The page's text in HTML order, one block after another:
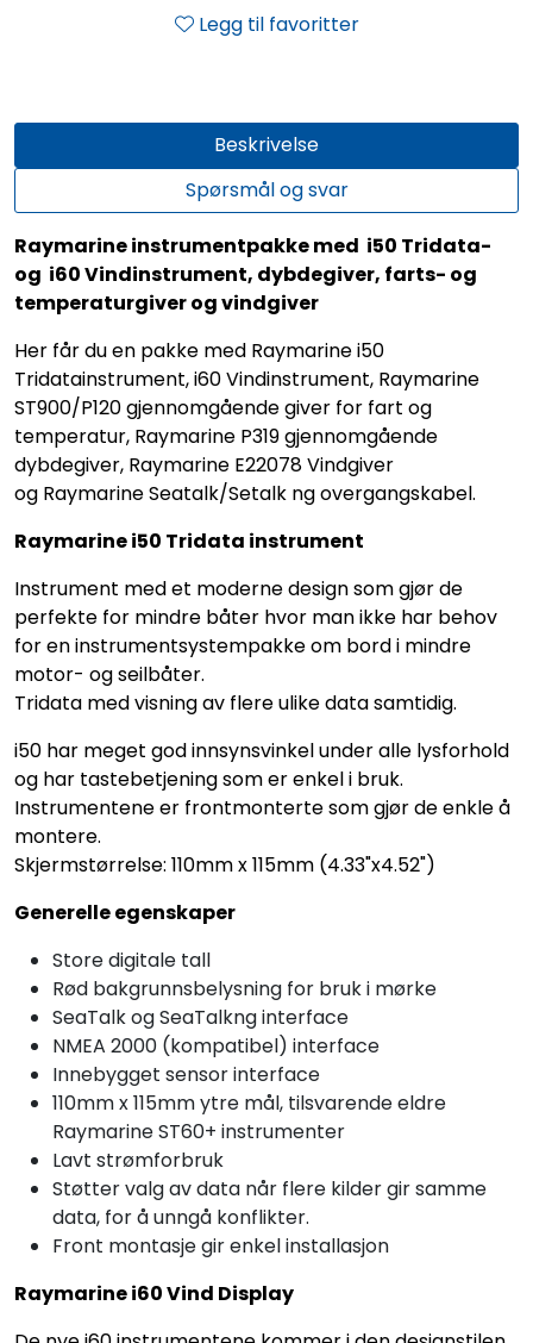
Legg til favoritter
Beskrivelse
Spørsmål og svar
Raymarine instrumentpakke med i50 Tridata-
og i60 Vindinstrument, dybdegiver, farts- og
temperaturgiver og vindgiver
Her får du en pakke med Raymarine i50
Tridatainstrument, i60 Vindinstrument, Raymarine
ST900/P120 gjennomgående giver for fart og
temperatur, Raymarine P319 gjennomgående
dybdegiver, Raymarine E22078 Vindgiver
og Raymarine Seatalk/Setalk ng overgangskabel.
Raymarine i50 Tridata instrument
Instrument med et moderne design som gjør de
perfekte for mindre båter hvor man ikke har behov
for en instrumentsystempakke om bord i mindre
motor- og seilbåter.
Tridata med visning av flere ulike data samtidig.
i50 har meget god innsynsvinkel under alle lysforhold
og har tastebetjening som er enkel i bruk.
Instrumentene er frontmonterte som gjør de enkle å
montere.
Skjermstørrelse: 110mm x 115mm (4.33"x4.52")
Generelle egenskaper
Store digitale tall
Rød bakgrunnsbelysning for bruk i mørke
SeaTalk og SeaTalkng interface
NMEA 2000 (kompatibel) interface
Innebygget sensor interface
110mm x 115mm ytre mål, tilsvarende eldre
Raymarine ST60+ instrumenter
Lavt strømforbruk
Støtter valg av data når flere kilder gir samme
data, for å unngå konflikter.
Front montasje gir enkel installasjon
Raymarine i60 Vind Display